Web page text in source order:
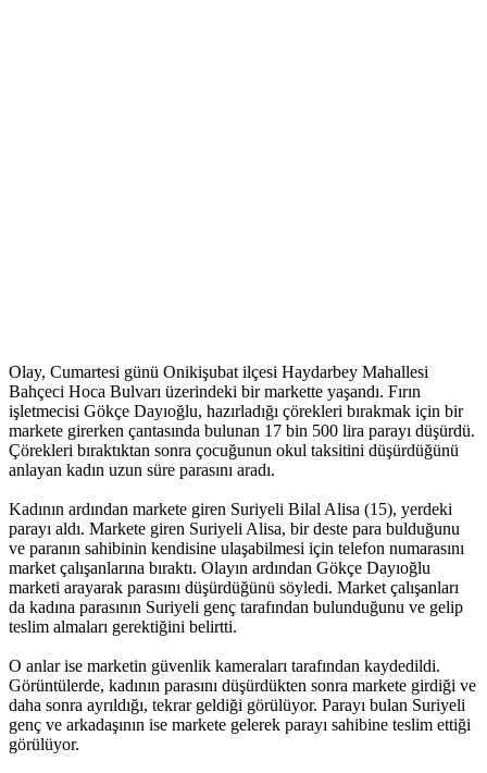
Olay, Cumartesi günü Onikişubat ilçesi Haydarbey Mahallesi
Bahçeci Hoca Bulvarı üzerindeki bir markette yaşandı. Fırın
işletmecisi Gökçe Dayıoğlu, hazırladığı çörekleri bırakmak için bir
markete girerken çantasında bulunan 17 bin 500 lira parayı düşürdü.
Çörekleri bıraktıktan sonra çocuğunun okul taksitini düşürdüğünü
anlayan kadın uzun süre parasını aradı.
Kadının ardından markete giren Suriyeli Bilal Alisa (15), yerdeki
parayı aldı. Markete giren Suriyeli Alisa, bir deste para bulduğunu
ve paranın sahibinin kendisine ulaşabilmesi için telefon numarasını
market çalışanlarına bıraktı. Olayın ardından Gökçe Dayıoğlu
marketi arayarak parasını düşürdüğünü söyledi. Market çalışanları
da kadına parasının Suriyeli genç tarafından bulunduğunu ve gelip
teslim almaları gerektiğini belirtti.
O anlar ise marketin güvenlik kameraları tarafından kaydedildi.
Görüntülerde, kadının parasını düşürdükten sonra markete girdiği ve
daha sonra ayrıldığı, tekrar geldiği görülüyor. Parayı bulan Suriyeli
genç ve arkadaşının ise markete gelerek parayı sahibine teslim ettiği
görülüyor.